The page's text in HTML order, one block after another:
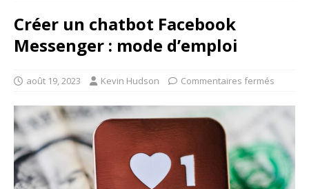
Créer un chatbot Facebook
Messenger : mode d’emploi
août 19, 2023 Kevin Hudson Commentaires fermés